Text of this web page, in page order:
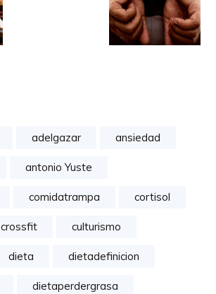
adelgazar ansiedad
antonio Yuste
comidatrampa cortisol
crossfit culturismo
dieta dietadefinicion
dietaperdergrasa